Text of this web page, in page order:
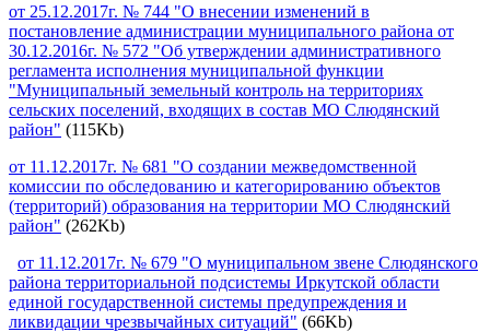
от 25.12.2017г. № 744 "О внесении изменений в
постановление администрации муниципального района от
30.12.2016г. № 572 "Об утверждении административного
регламента исполнения муниципальной функции
"Муниципальный земельный контроль на территориях
сельских поселений, входящих в состав МО Слюдянский
район" (115Kb)
от 11.12.2017г. № 681 "О создании межведомственной
комиссии по обследованию и категорированию объектов
(территорий) образования на территории МО Слюдянский
район" (262Kb)
от 11.12.2017г. № 679 "О муниципальном звене Слюдянского
района территориальной подсистемы Иркутской области
единой государственной системы предупреждения и
ликвидации чрезвычайных ситуаций" (66Kb)